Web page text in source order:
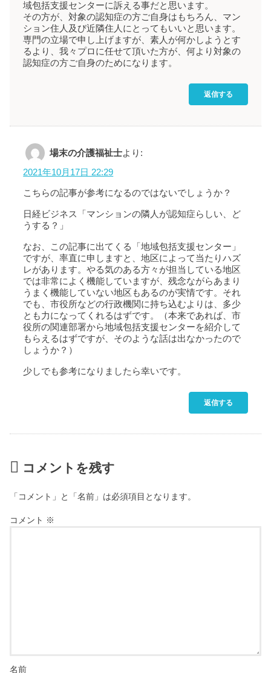
域包括支援センターに訴える事だと思います。
その方が、対象の認知症の方ご自身はもちろん、マン
ション住人及び近隣住人にとってもいいと思います。
専門の立場で申し上げますが、素人が何かしようとす
るより、我々プロに任せて頂いた方が、何より対象の
認知症の方ご自身のためになります。
返信する
場末の介護福祉士より:
2021年10月17日 22:29
こちらの記事が参考になるのではないでしょうか？
日経ビジネス「マンションの隣人が認知症らしい、ど
うする？」
なお、この記事に出てくる「地域包括支援センター」
ですが、率直に申しますと、地区によって当たりハズ
レがあります。やる気のある方々が担当している地区
では非常によく機能していますが、残念ながらあまり
うまく機能していない地区もあるのが実情です。それ
でも、市役所などの行政機関に持ち込むよりは、多少
とも力になってくれるはずです。（本来であれば、市
役所の関連部署から地域包括支援センターを紹介して
もらえるはずですが、そのような話は出なかったので
しょうか？）
少しでも参考になりましたら幸いです。
返信する
コメントを残す
「コメント」と「名前」は必須項目となります。
コメント ※
名前